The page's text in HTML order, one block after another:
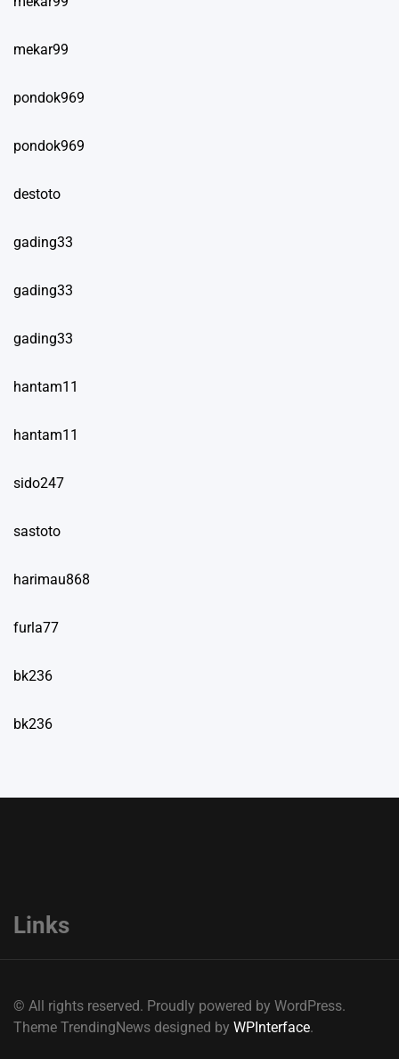
mekar99
pondok969
pondok969
destoto
gading33
gading33
gading33
hantam11
hantam11
sido247
sastoto
harimau868
furla77
bk236
bk236
Links
© All rights reserved. Proudly powered by WordPress.
Theme TrendingNews designed by WPInterface.